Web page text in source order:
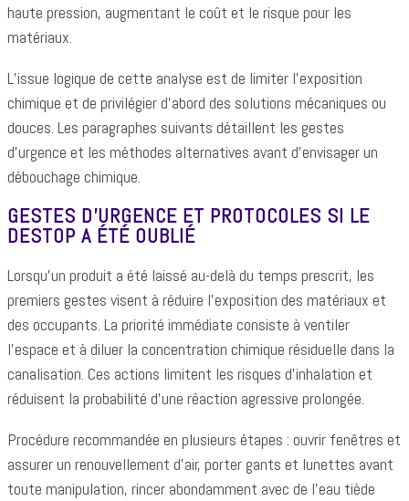
haute pression, augmentant le coût et le risque pour les
matériaux.
L’issue logique de cette analyse est de limiter l’exposition
chimique et de privilégier d’abord des solutions mécaniques ou
douces. Les paragraphes suivants détaillent les gestes
d’urgence et les méthodes alternatives avant d’envisager un
débouchage chimique.
GESTES D’URGENCE ET PROTOCOLES SI LE
DESTOP A ÉTÉ OUBLIÉ
Lorsqu’un produit a été laissé au-delà du temps prescrit, les
premiers gestes visent à réduire l’exposition des matériaux et
des occupants. La priorité immédiate consiste à ventiler
l’espace et à diluer la concentration chimique résiduelle dans la
canalisation. Ces actions limitent les risques d’inhalation et
réduisent la probabilité d’une réaction agressive prolongée.
Procédure recommandée en plusieurs étapes : ouvrir fenêtres et
assurer un renouvellement d’air, porter gants et lunettes avant
toute manipulation, rincer abondamment avec de l’eau tiède